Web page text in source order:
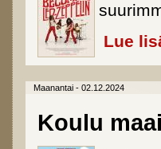
Lue
Maanantai - 02.12.2024
Koulu